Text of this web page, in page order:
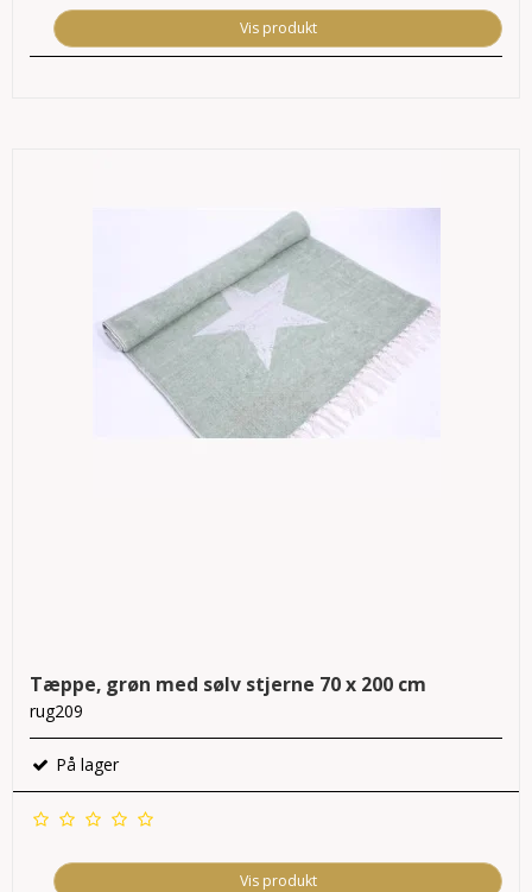
Vis produkt
Tæppe, grøn med sølv stjerne 70 x 200 cm
rug209
På lager
Vis produkt